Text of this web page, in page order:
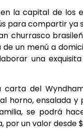
la capital de los
para compartir ya
churrasco
un menú a
una
del
horno, ensalada
se podrá
por un valor desde